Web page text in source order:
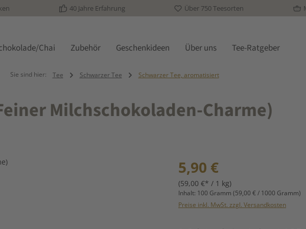
40 Jahre Erfahrung Über 750 Teesorten
Chai Zubehör Geschenkideen Über uns Tee-Ratgeber
Sie sind hier: Tee Schwarzer Tee Schwarzer Tee, aromatisiert
Milchschokoladen-Charme)
Regulärer Preis:
5,90 €
(59,00 €* / 1 kg)
Inhalt: 100 Gramm (59,00 € / 1000 Gramm)
Preise inkl. MwSt. zzgl. Versandkosten